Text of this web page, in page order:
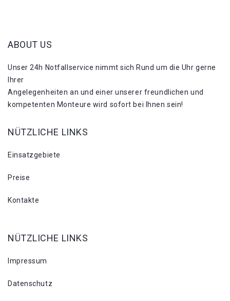
ABOUT US
Unser 24h Notfallservice nimmt sich Rund um die Uhr gerne
Ihrer
Angelegenheiten an und einer unserer freundlichen und
kompetenten Monteure wird sofort bei Ihnen sein!
NÜTZLICHE LINKS
Einsatzgebiete
Preise
Kontakte
NÜTZLICHE LINKS
Impressum
Datenschutz